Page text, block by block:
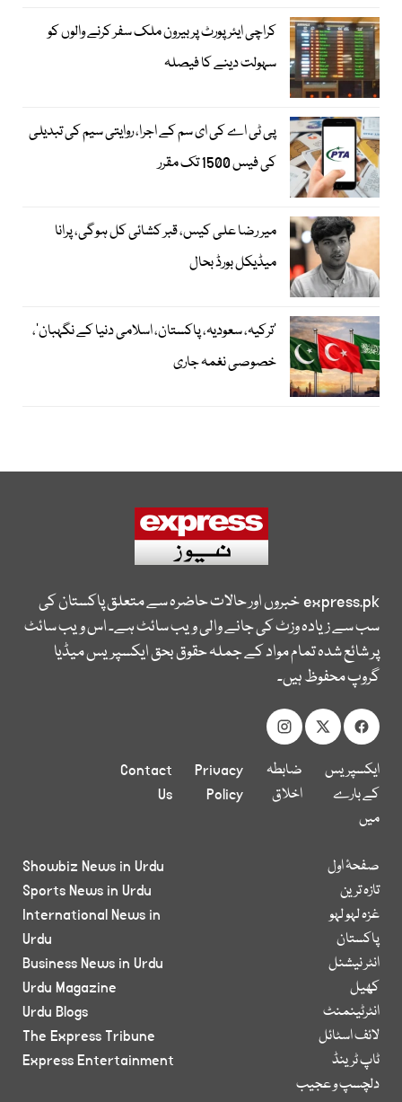
کراچی ایئرپورٹ پر بیرون ملک سفر کرنے والوں کو
سہولت دینے کا فیصلہ
پی ٹی اے کی ای سم کے اجرا، روایتی سیم کی تبدیلی
کی فیس 1500 تک مقرر
میر رضا علی کیس، قبر کشائی کل ہوگی، پرانا
میڈیکل بورڈ بحال
‘ترکیہ، سعودیہ، پاکستان، اسلامی دنیا کے نگہبان’،
خصوصی نغمہ جاری
express.pkخبروں اور حالات حاضرہ سے متعلق پاکستان کی
سب سے زیادہ وزٹ کی جانے والی ویب سائٹ ہے۔ اس ویب سائٹ
پر شائع شدہ تمام مواد کے جملہ حقوق بحق ایکسپریس میڈیا
گروپ محفوظ ہیں۔
ایکسپریس
کے بارے
میں
ضابطہ
اخلاق
Privacy
Policy
Contact
Us
صفحۂ اول
تازہ ترین
غزہ لہو لہو
پاکستان
انٹر نیشنل
کھیل
انٹرٹینمنٹ
لائف اسٹائل
ٹاپ ٹرینڈ
دلچسپ و عجیب
Showbiz News in Urdu
Sports News in Urdu
International News in
Urdu
Business News in Urdu
Urdu Magazine
Urdu Blogs
The Express Tribune
Express Entertainment